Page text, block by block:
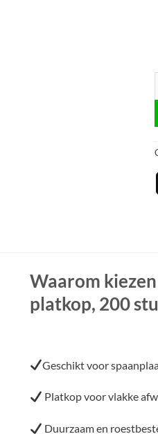
Waarom
platkop, 200
Geschikt voor
Platkop voor vlakke
Duurzaam en